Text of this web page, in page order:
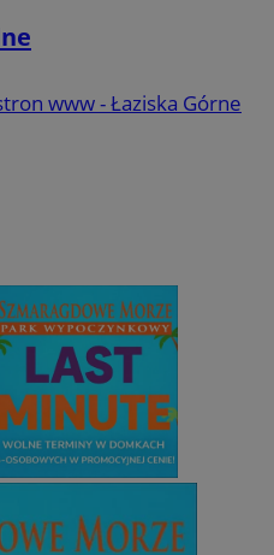
www - Łaziska Górne